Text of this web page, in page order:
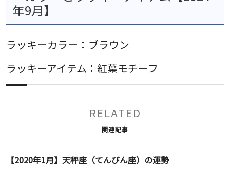
年9月】
ラッキーカラー：ブラウン
ラッキーアイテム：紅葉モチーフ
RELATED
関連記事
【2020年1月】天秤座（てんびん座）の運勢